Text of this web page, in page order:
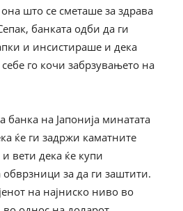
што се сметаше за здрава
банката одби да ги
и инсистираше и дека
го кочи забрзувањето на
банка на Јапонија минатата
ќе ги задржи каматните
вети дека ќе купи
за да ги заштити.
на најниско ниво во